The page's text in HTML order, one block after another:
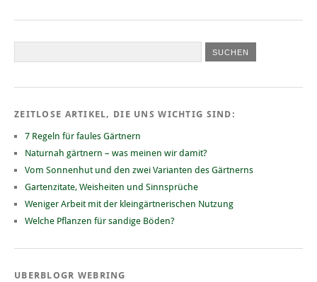
ZEITLOSE ARTIKEL, DIE UNS WICHTIG SIND:
7 Regeln für faules Gärtnern
Naturnah gärtnern – was meinen wir damit?
Vom Sonnenhut und den zwei Varianten des Gärtnerns
Gartenzitate, Weisheiten und Sinnsprüche
Weniger Arbeit mit der kleingärtnerischen Nutzung
Welche Pflanzen für sandige Böden?
UBERBLOGR WEBRING